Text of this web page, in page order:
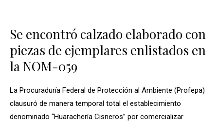
Se encontró calzado elaborado con
piezas de ejemplares enlistados en
la NOM-059
La Procuraduría Federal de Protección al Ambiente (Profepa)
clausuró de manera temporal total el establecimiento
denominado “Huarachería Cisneros” por comercializar